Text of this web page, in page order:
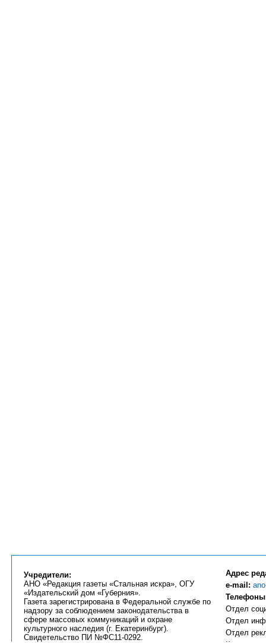
Учредители:
АНО «Редакция газеты «Стальная искра», ОГУ
«Издательский дом «Губерния».
Газета зарегистрирована в Федеральной службе по
надзору за соблюдением законодательства в
сфере массовых коммуникаций и охране
культурного наследия (г. Екатеринбург).
Свидетельство ПИ №ФС11-0292.
Адрес
e-mail:
Отдел
Отдел
Отдел